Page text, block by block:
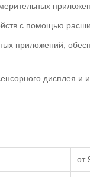
с помощью
приложений,
дисплея и
от